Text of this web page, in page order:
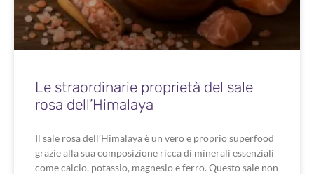
Le straordinarie proprietà del sale
rosa dell’Himalaya
Il sale rosa dell’Himalaya è un vero e proprio superfood
grazie alla sua composizione ricca di minerali essenziali
come calcio, potassio, magnesio e ferro. Questo sale non